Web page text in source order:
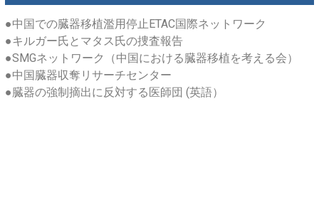
●中国での臓器移植濫用停止ETAC国際ネットワーク
●キルガー氏とマタス氏の捜査報告
●SMGネットワーク（中国における臓器移植を考える会）
●中国臓器収奪リサーチセンター
●臓器の強制摘出に反対する医師団 (英語）